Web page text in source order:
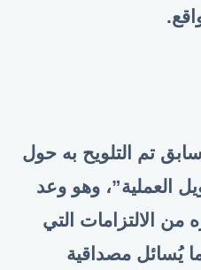
تم التلويح به حول
العملية”، وهو وعد
من الالتزامات التي
يُسائل مصداقية